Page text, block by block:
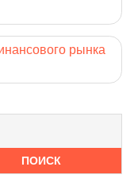
рынка
ПОИСК